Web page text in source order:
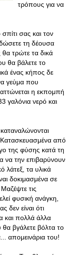
τρόπους για να
σας και τον
τη δέουσα
θα τρώτε τα δικά
θα βάλετε το
ένας κήπος δε
γεύμα που
η εκπομπή
γαλόνια νερό και
καταναλώνονται
από
της φύσης κατά τη
να την επιβαρύνουν
λάτεξ, τα υλικά
δοκιμασμένα σε
τις
φυσική ανάγκη,
δεν είναι ότι
και πολλά άλλα
βγάλετε βόλτα το
απομεινάρια του!